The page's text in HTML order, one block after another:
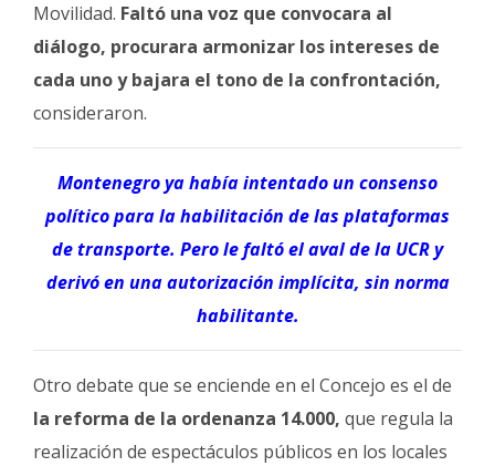
Movilidad. Faltó una voz que convocara al
diálogo, procurara armonizar los intereses de
cada uno y bajara el tono de la confrontación,
consideraron.
Montenegro ya había intentado un consenso
político para la habilitación de las plataformas
de transporte. Pero le faltó el aval de la UCR y
derivó en una autorización implícita, sin norma
habilitante.
Otro debate que se enciende en el Concejo es el de
la reforma de la ordenanza 14.000, que regula la
realización de espectáculos públicos en los locales